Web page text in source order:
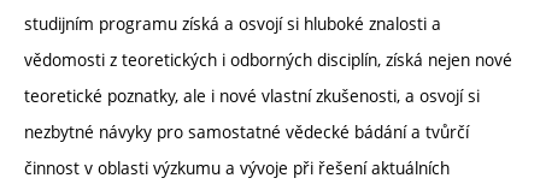
studijním programu získá a osvojí si hluboké znalosti a
vědomosti z teoretických i odborných disciplín, získá nejen nové
teoretické poznatky, ale i nové vlastní zkušenosti, a osvojí si
nezbytné návyky pro samostatné vědecké bádání a tvůrčí
činnost v oblasti výzkumu a vývoje při řešení aktuálních